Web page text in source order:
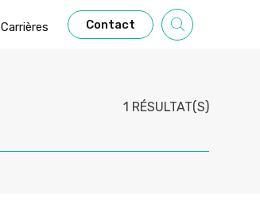
Carrières Contact
1 RÉSULTAT(S)